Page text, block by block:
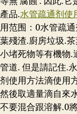
產品.水管疏通剂使
用范围：0水管疏
葉殘渣.廚房垃圾.
小堵死物等有機物.
管道. 但是請記住.
剂使用方法滴使用
然後取適量滴自來
不要混合跟溶解.0